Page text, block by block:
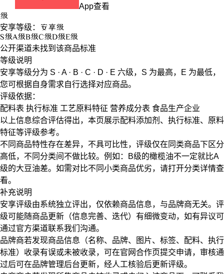
App查看
级
安享等级： 安享级
S级A级B级C级D级E级
公开渠道未找到该商品标准
等级说明
安享等级分为 S · A · B · C · D · E 六级， S 为最高， E 为最低，
您可根据自身需求自行选择对应商品。
评级依据：
配料表 执行标准 工艺原料特征 营养成分表 食品生产企业
以上信息综合评估得出，本页展示配料添加剂 、 执行标准、 原料
特征等评级参考。
不同商品特性存在差异，不具可比性，评级仅在 同类商品下区分
高低，不同分类间不做比较。例如：B级的橄榄油不一定就比A
级的大豆油差。如需对比不同小类商品优劣，请打开分类详情查
看。
补充说明
安享评级由系统独立评出，仅依赖商品信息， 与品牌商无关。评
级可能随商品更新（信息完善、迭代）有细微变动，如有异议可
通过官方渠道联系我们沟通。
品牌商若发现商品信息（名称、品牌、图片、标签、配料、执行
标准）收录有误或未被收录，可在官网合作页提交申请，审核通
过后可在品牌管理后台更新，经人工核验后更新评级。